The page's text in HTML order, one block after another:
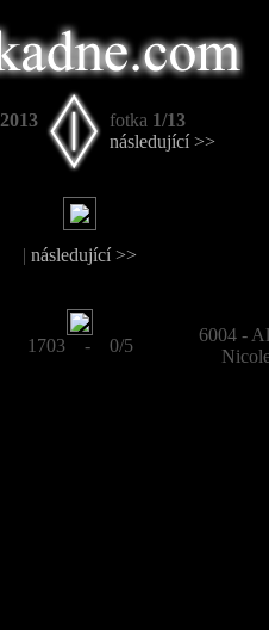
2013 fotka 1/13
následující >>
| následující >>
1703 - 0/5
6004 -